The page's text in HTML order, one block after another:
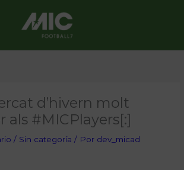
d’hivern molt
als #MICPlayers[:]
/ Sin categoría / Por dev_micad